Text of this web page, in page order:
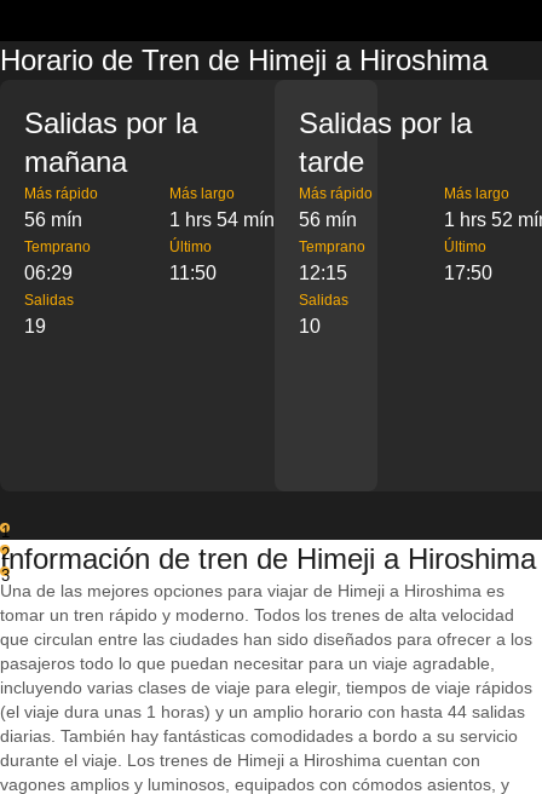
Horario de Tren de Himeji a Hiroshima
Salidas por la
mañana
Más rápido
56 mín
Más largo
1 hrs 54 mín
Temprano
06:29
Último
11:50
Salidas
19
Salidas por la
tarde
Más rápido
56 mín
Más largo
1 hrs 52
Temprano
12:15
Último
17:50
Salidas
10
1
2
3
Información de tren de Himeji a Hiroshima
Una de las mejores opciones para viajar de Himeji a Hiroshima es
tomar un tren rápido y moderno. Todos los trenes de alta velocidad
que circulan entre las ciudades han sido diseñados para ofrecer a los
pasajeros todo lo que puedan necesitar para un viaje agradable,
incluyendo varias clases de viaje para elegir, tiempos de viaje rápidos
(el viaje dura unas 1 horas) y un amplio horario con hasta 44 salidas
diarias. También hay fantásticas comodidades a bordo a su servicio
durante el viaje. Los trenes de Himeji a Hiroshima cuentan con
vagones amplios y luminosos, equipados con cómodos asientos, y